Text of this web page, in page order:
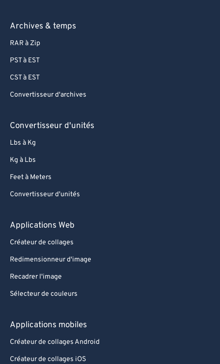
Archives & temps
RAR à Zip
PST à EST
CST à EST
Convertisseur d'archives
Convertisseur d'unités
Lbs à Kg
Kg à Lbs
Feet à Meters
Convertisseur d'unités
Applications Web
Créateur de collages
Redimensionneur d'image
Recadrer l'image
Sélecteur de couleurs
Applications mobiles
Créateur de collages Android
Créateur de collages iOS